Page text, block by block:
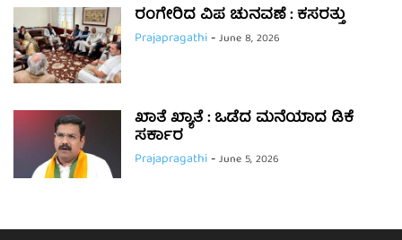
ರಂಗೇರಿದ ವಿಪ ಚುನವಣೆ : ಕಸರತ್ತು
Prajapragathi-June 8, 2026
ಖಾತೆ ಖ್ಯಾತೆ : ಒಡೆದ ಮನೆಯಾದ ಡಿಕೆ
ಸರ್ಕಾರ
Prajapragathi-June 5, 2026